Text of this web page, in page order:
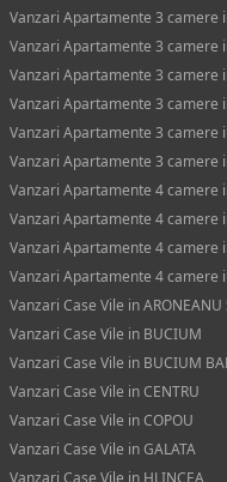
Vanzari Apartamente 3 camere
Vanzari Apartamente 3 camere
Vanzari Apartamente 3 camere
Vanzari Apartamente 3 camere
Vanzari Apartamente 3 camere
Vanzari Apartamente 3 camere
Vanzari Apartamente 4 camere
Vanzari Apartamente 4 camere
Vanzari Apartamente 4 camere
Vanzari Apartamente 4 camere
Vanzari Case Vile in ARONEANU
Vanzari Case Vile in BUCIUM
Vanzari Case Vile in BUCIUM
Vanzari Case Vile in CENTRU
Vanzari Case Vile in COPOU
Vanzari Case Vile in GALATA
Vanzari Case Vile in HLINCEA